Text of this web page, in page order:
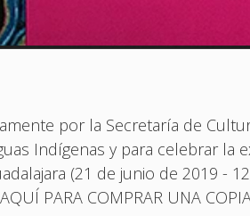
por la Secretaría de
Indígenas y para celebrar la
(21 de junio de 2019 -
PARA COMPRAR UNA